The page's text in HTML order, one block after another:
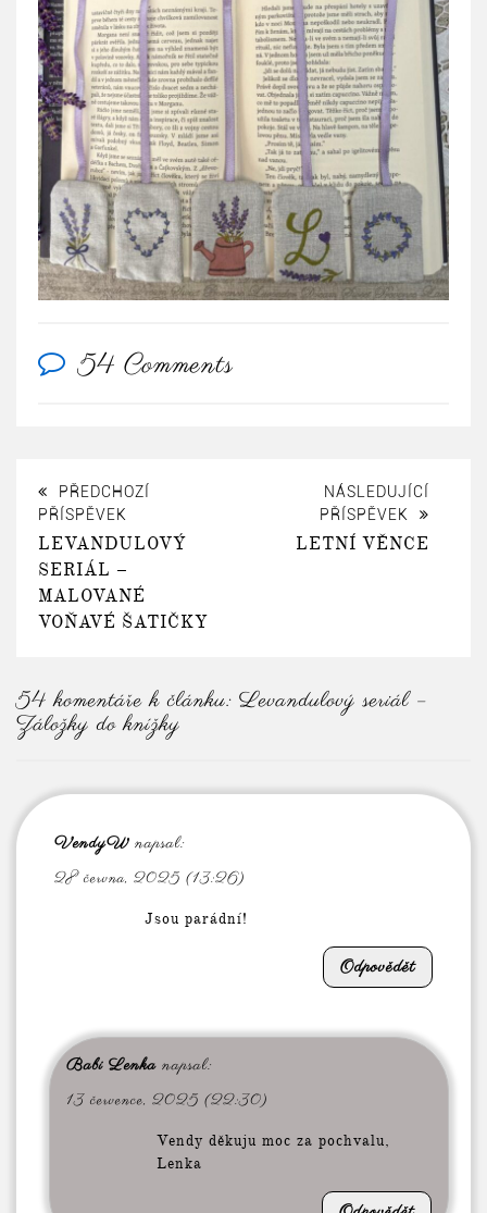
54 Comments
PŘEDCHOZÍ
PŘÍSPĚVEK
LEVANDULOVÝ
SERIÁL –
MALOVANÉ
VOŇAVÉ ŠATIČKY
NÁSLEDUJÍCÍ
PŘÍSPĚVEK
LETNÍ VĚNCE
54 komentáře k článku: Levandulový seriál –
Záložky do knížky
VendyW napsal:
28 června, 2025 (13:26)
Jsou parádní!
Odpovědět
Babi Lenka napsal:
13 července, 2025 (22:30)
Vendy děkuju moc za pochvalu,
Lenka